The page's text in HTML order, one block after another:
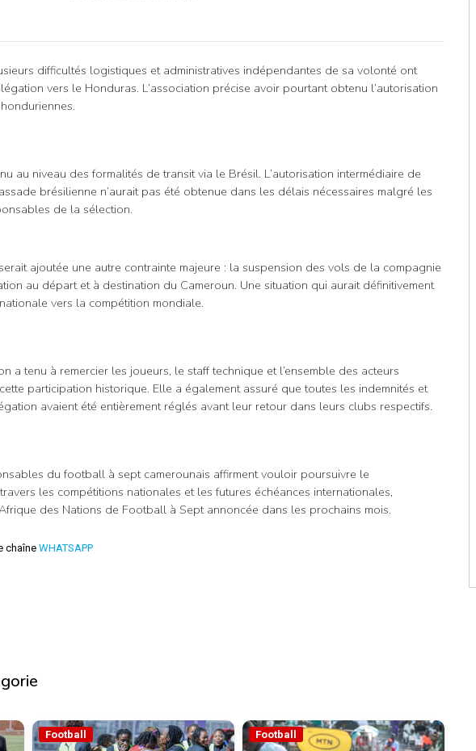
difficultés logistiques et administratives indépendantes de sa volonté ont
vers le Honduras. L’association précise avoir pourtant obtenu l’autorisation
au niveau des formalités de transit via le Brésil. L’autorisation intermédiaire de
brésilienne n’aurait pas été obtenue dans les délais nécessaires malgré les
de la sélection.
ajoutée une autre contrainte majeure : la suspension des vols de la compagnie
au départ et à destination du Cameroun. Une situation qui aurait définitivement
vers la compétition mondiale.
a tenu à remercier les joueurs, le staff technique et l’ensemble des acteurs
participation historique. Elle a également assuré que toutes les indemnités et
avaient été entièrement réglés avant leur retour dans leurs clubs respectifs.
du football à sept camerounais affirment vouloir poursuivre le
les compétitions nationales et les futures échéances internationales,
des Nations de Football à Sept annoncée dans les prochains mois.
chaîne WHATSAPP
Football Football